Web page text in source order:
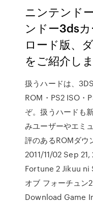
ニンテンド
ンドー3ds
ロード版、
をご紹介しま
扱うハードは、
ROM・PS2 ISO・
ぞ。扱うハードも
みユーザーやエミ
評のあるROMダウ
2011/11/02 Sep
Fortune 2 Jikuu ni
オブ フォーチュン
Download Game